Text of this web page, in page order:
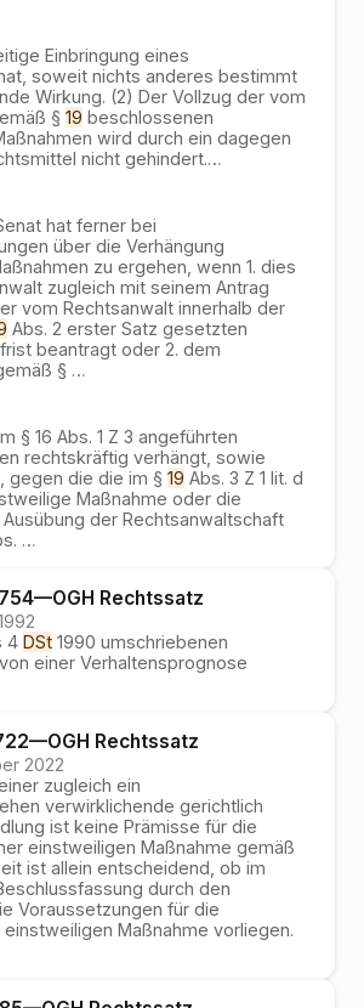
Einbringung eines
soweit nichts anderes bestimmt
Wirkung. (2) Der Vollzug der vom
§ 19 beschlossenen
wird durch ein dagegen
nicht gehindert.…
hat ferner bei
über die Verhängung
zu ergehen, wenn 1. dies
zugleich mit seinem Antrag
vom Rechtsanwalt innerhalb der
Abs. 2 erster Satz gesetzten
beantragt oder 2. dem
§ …
§ 16 Abs. 1 Z 3 angeführten
rechtskräftig verhängt, sowie
gegen die die im § 19 Abs. 3 Z 1 lit. d
Maßnahme oder die
der Rechtsanwaltschaft
…
—OGH Rechtssatz
4 DSt 1990 umschriebenen
einer Verhaltensprognose
—OGH Rechtssatz
2022
zugleich ein
verwirklichende gerichtlich
ist keine Prämisse für die
einstweiligen Maßnahme gemäß
ist allein entscheidend, ob im
durch den
Voraussetzungen für die
Maßnahme vorliegen.